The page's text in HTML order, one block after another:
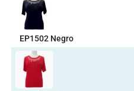
EP1502 Negro